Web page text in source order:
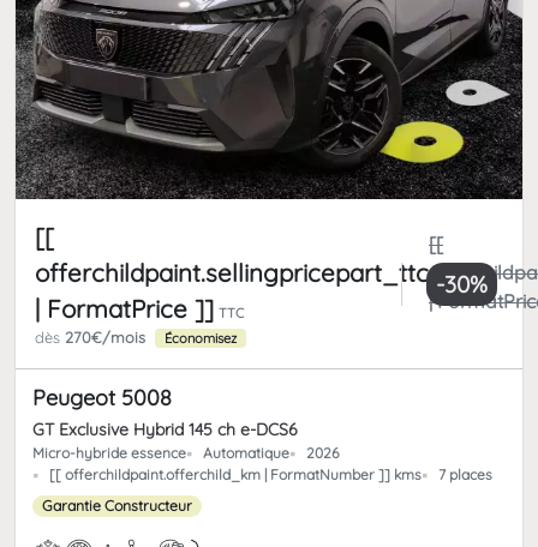
[[
offerchildpaint.sellingpricepart_ttc
| FormatPrice ]] TTC
[[
|
dès 270€/mois Économisez
-30%
Peugeot 5008
GT Exclusive Hybrid 145 ch e-DCS6
Micro-hybride essence Automatique
2026
[[ offerchildpaint.offerchild_km | FormatNumber ]] kms
7 places
Garantie Constructeur